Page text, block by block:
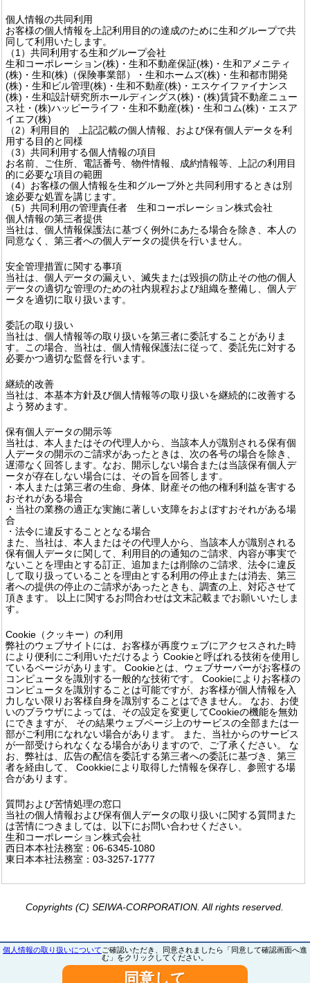
個人情報の共同利用
お客様の個人情報を上記利用目的の達成のために生和グループで共
同して利用いたします。
（1）共同利用する生和グループ会社
生和コーポレーション(株)・生和不動産保証(株)・生和アメニティ
(株)・生和(株)（保険事業部）・生和ホームズ(株)・生和都市開発
(株)・生和ビル管理(株)・生和不動産(株)・エスケイファイナンス
(株)・生和設計研究所ホールディングス(株)・(株)賃貸不動産ニュー
ス社・(株)ハッピーライフ・生和不動産(株)・生和コム(株)・エスア
イエフ(株)
（2）利用目的 上記記載の個人情報、および保有個人データを利
用する目的と同様
（3）共同利用する個人情報の項目
お名前、ご住所、電話番号、物件情報、成約情報等、上記の利用目
的に必要な項目の範囲
（4）お客様の個人情報を生和グループ外と共同利用するときは別
途必要な処置を講じます。
（5）共同利用の管理責任者 生和コーポレーション株式会社
個人情報の第三者提供
当社は、個人情報保護法に基づく例外にあたる場合を除き、本人の
同意なく、第三者への個人データの提供を行いません。
安全管理措置に関する事項
当社は、個人データの漏えい、滅失または毀損の防止その他の個人
データの適切な管理のための社内規程および組織を整備し、個人デ
ータを適切に取り扱います。
委託の取り扱い
当社は、個人情報等の取り扱いを第三者に委託することがありま
す。この場合、当社は、個人情報保護法に従って、委託先に対する
必要かつ適切な監督を行います。
継続的改善
当社は、本基本方針及び個人情報等の取り扱いを継続的に改善する
よう努めます。
保有個人データの開示等
当社は、本人またはその代理人から、当該本人が識別される保有個
人データの開示のご請求があったときは、次の各号の場合を除き、
遅滞なく回答します。なお、開示しない場合または当該保有個人デ
ータが存在しない場合には、その旨を回答します。
・本人または第三者の生命、身体、財産その他の権利利益を害する
おそれがある場合
・当社の業務の適正な実施に著しい支障をおよぼすおそれがある場
合
・法令に違反することとなる場合
また、当社は、本人またはその代理人から、当該本人が識別される
保有個人データに関して、利用目的の通知のご請求、内容が事実で
ないことを理由とする訂正、追加または削除のご請求、法令に違反
して取り扱っていることを理由とする利用の停止または消去、第三
者への提供の停止のご請求があったときも、調査の上、対応させて
頂きます。 以上に関するお問合わせは文末記載までお願いいたしま
す。
Cookie（クッキー）の利用
弊社のウェブサイトには、お客様が再度ウェブにアクセスされた時
により便利にご利用いただけるよう Cookieと呼ばれる技術を使用し
ているページがあります。 Cookieとは、ウェブサーバーがお客様の
コンピュータを識別する一般的な技術です。 Cookieによりお客様の
コンピュータを識別することは可能ですが、お客様が個人情報を入
力しない限りお客様自身を識別することはできません。 なお、お使
いのブラウザによっては、その設定を変更してCookieの機能を無効
にできますが、 その結果ウェブページ上のサービスの全部または一
部がご利用になれない場合があります。 また、当社からのサービス
が一部受けられなくなる場合がありますので、ご了承ください。 な
お、弊社は、広告の配信を委託する第三者への委託に基づき、第三
者を経由して、 Cookkieにより取得した情報を保存し、参照する場
合があります。
質問および苦情処理の窓口
当社の個人情報および保有個人データの取り扱いに関する質問また
は苦情につきましては、以下にお問い合わせください。
生和コーポレーション株式会社
西日本本社法務室：06-6345-1080
東日本本社法務室：03-3257-1777
Copyrights (C) SEIWA-CORPORATION. All rights reserved.
個人情報の取り扱いについて ご確認いただき、同意されましたら「同意して確認画面へ進
む」をクリックしてください。
同意して